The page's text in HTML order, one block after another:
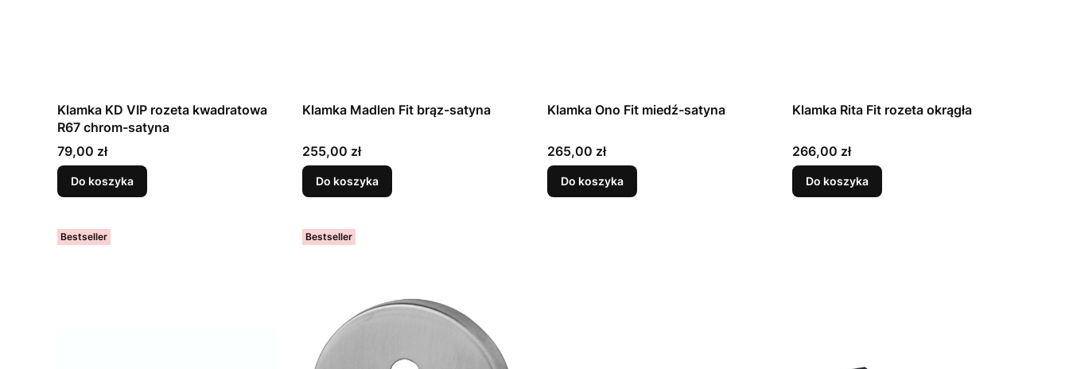
Klamka KD VIP rozeta kwadratowa
R67 chrom-satyna
Cena
79,00 zł
Do koszyka
Klamka Madlen Fit brąz-satyna
Cena
255,00 zł
Do koszyka
Klamka Ono Fit miedź-satyna
Cena
265,00 zł
Do koszyka
Klamka Rita Fit rozeta okrągła
Cena
266,00 zł
Do koszyka
Bestseller Bestseller